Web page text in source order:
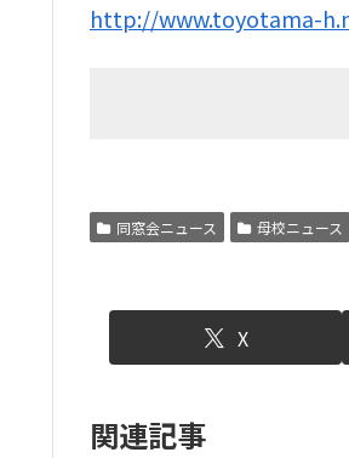
http://www.toyotama-
同窓会ニュース 母校ニュース
X
関連記事